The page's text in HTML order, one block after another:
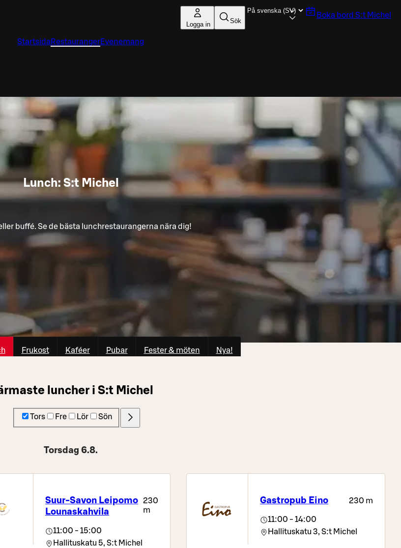
Logga in Sök
Boka bord S:t Michel
Startsida RestaurangerEvenemang
Lunch: S:t Michel
buffé. Se de bästa lunchrestaurangerna nära dig!
Frukost Kaféer Pubar Fester & möten Nya!
luncher i S:t Michel
Tors Fre Lör Sön
Torsdag 6.8.
Suur-Savon Leipomo
Lounaskahvila
230
m
11:00 - 15:00
Hallituskatu 5, S:t Michel
Gastropub Eino 230 m
11:00 - 14:00
Hallituskatu 3, S:t Michel